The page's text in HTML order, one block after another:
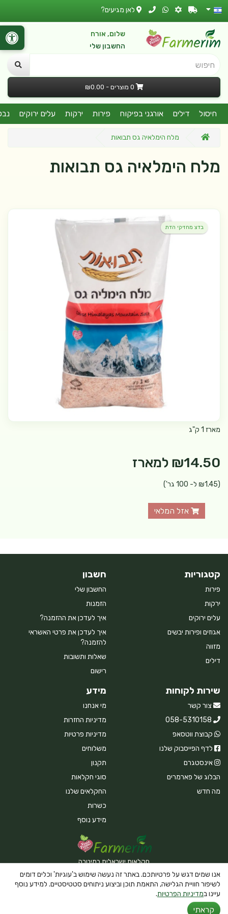
לאן מגיעים?
שלום, אורח
החשבון שלי
חיפוש
0 מוצרים - ₪0.00
חיסול דילים אורגני בפיקוח פירות ירקות עלים ירוקים
מלח הימלאיה גס תבואות
מלח הימלאיה גס תבואות
בדצ מחזיקי הדת
מארז 1 ק"ג
₪14.50 למארז
(₪1.45 ל- 100 גר')
אזל המלאי
קטגוריות
פירות
ירקות
עלים ירוקים
אגוזים ופירות יבשים
מזווה
דילים
חשבון
החשבון שלי
הזמנות
איך לעדכן את ההזמנה?
איך לעדכן את פרטי האשראי
להזמנה?
שאלות ותשובות
רישום
שירות לקוחות
צור קשר
058-5310158
קבוצת ווטסאפ
לדף הפייסבוק שלנו
אינסטגרם
הבלוג של פארמרים
מה חדש
מידע
מי אנחנו
מדיניות החזרות
מדיניות פרטיות
משלוחים
תקנון
סוגי חקלאות
החקלאים שלנו
כשרות
מידע נוסף
חקלאות ישראלית במיטבה
Powered By Farmerim
אנו שמים דגש על פרטיותכם. באתר זה נעשה שימוש ב'עוגיות' וכלים דומים
לשיפור חוויית הגלישה, התאמת תוכן וביצוע ניתוחים סטטיסטיים. למידע נוסף
עיינו במדיניות הפרטיות.
קראתי